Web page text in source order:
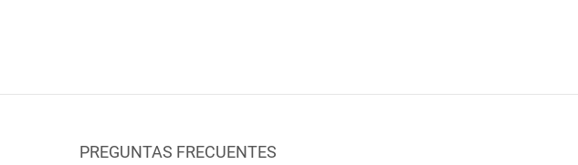
PREGUNTAS FRECUENTES